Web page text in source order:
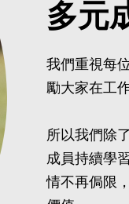
多元
我們重視每
勵大家在工
所以我們除
成員持續學
情不再侷限